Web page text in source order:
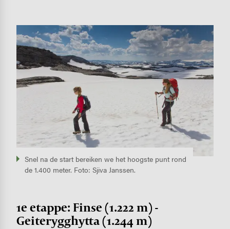
Image
Snel na de start bereiken we het hoogste punt rond
de 1.400 meter. Foto: Sjiva Janssen.
1e etappe: Finse (1.222 m) -
Geiterygghytta (1.244 m)